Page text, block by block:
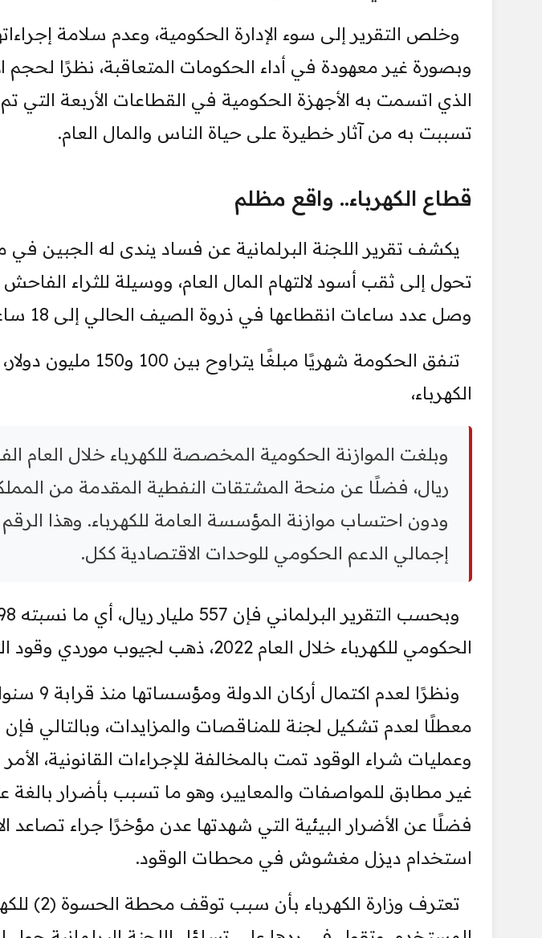
وخلص التقرير إلى سوء الإدارة الحكومية، وعدم سلامة
وبصورة غير معهودة في أداء الحكومات المتعاقبة، نظرًا لحجم
الذي اتسمت به الأجهزة الحكومية في القطاعات الأربعة التي
تسببت به من آثار خطيرة على حياة الناس والمال العام.
قطاع الكهرباء.. واقع مظلم
يكشف تقرير اللجنة البرلمانية عن فساد يندى له الجبين في
تحول إلى ثقب أسود لالتهام المال العام، ووسيلة للثراء
وصل عدد ساعات انقطاعها في ذروة الصيف الحالي إلى 18 ساعة يوميًا.
تنفق الحكومة شهريًا مبلغًا
الكهرباء،
ريال، فضلًا عن منحة المشتقات النفطية المقدمة من
إجمالي الدعم الحكومي للوحدات الاقتصادية ككل.
الحكومي للكهرباء خلال العام 2022، ذهب لجيوب موردي وقود الكهرباء وقطع الغيار.
ونظرًا
معطلًا لعدم تشكيل لجنة للمناقصات والمزايدات، وبالتالي فإن
وعمليات شراء الوقود تمت بالمخالفة للإجراءات القانونية،
غير مطابق للمواصفات والمعايير، وهو ما تسبب بأضرار بالغة
فضلًا عن الأضرار البيئية التي شهدتها عدن مؤخرًا جراء تصاعد
استخدام ديزل مغشوش في محطات الوقود.
تعترف وزارة